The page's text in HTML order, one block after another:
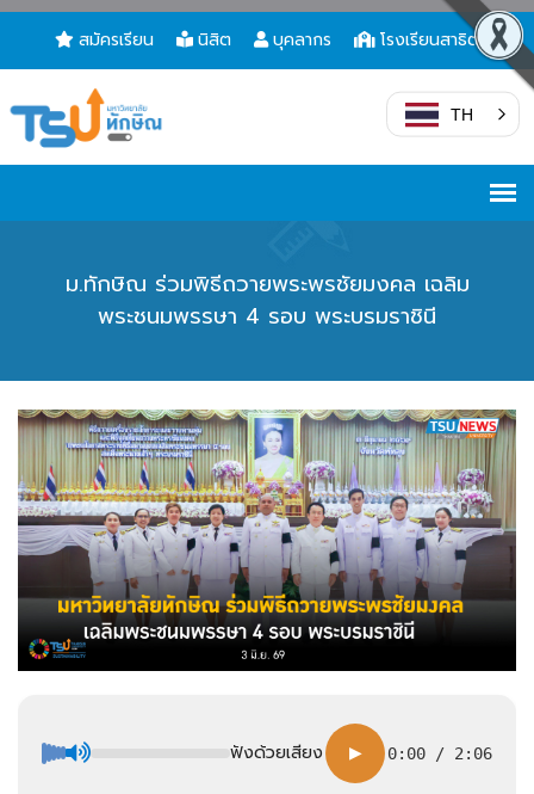
สมัครเรียน นิสิต บุคลากร โรงเรียนสาธิต
TH
ม.ทักษิณ ร่วมพิธีถวายพระพรชัยมงคล เฉลิม
พระชนมพรรษา 4 รอบ พระบรมราชินี
ฟังด้วยเสียง ▶ 0:00 / 2:06